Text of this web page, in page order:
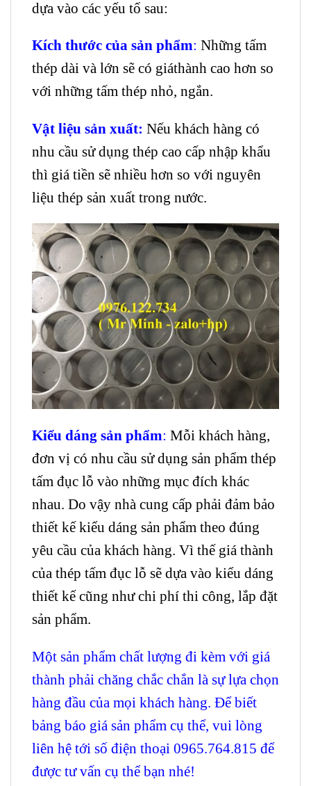
dựa vào các yếu tố sau:
Kích thước của sản phẩm: Những tấm
thép dài và lớn sẽ có giáthành cao hơn so
với những tấm thép nhỏ, ngắn.
Vật liệu sản xuất: Nếu khách hàng có
nhu cầu sử dụng thép cao cấp nhập khẩu
thì giá tiền sẽ nhiều hơn so với nguyên
liệu thép sản xuất trong nước.
Kiểu dáng sản phẩm: Mỗi khách hàng,
đơn vị có nhu cầu sử dụng sản phẩm thép
tấm đục lỗ vào những mục đích khác
nhau. Do vậy nhà cung cấp phải đảm bảo
thiết kế kiểu dáng sản phẩm theo đúng
yêu cầu của khách hàng. Vì thế giá thành
của thép tấm đục lỗ sẽ dựa vào kiểu dáng
thiết kế cũng như chi phí thi công, lắp đặt
sản phẩm.
Một sản phẩm chất lượng đi kèm với giá
thành phải chăng chắc chắn là sự lựa chọn
hàng đầu của mọi khách hàng. Để biết
bảng báo giá sản phẩm cụ thể, vui lòng
liên hệ tới số điện thoại 0965.764.815 để
được tư vấn cụ thể bạn nhé!